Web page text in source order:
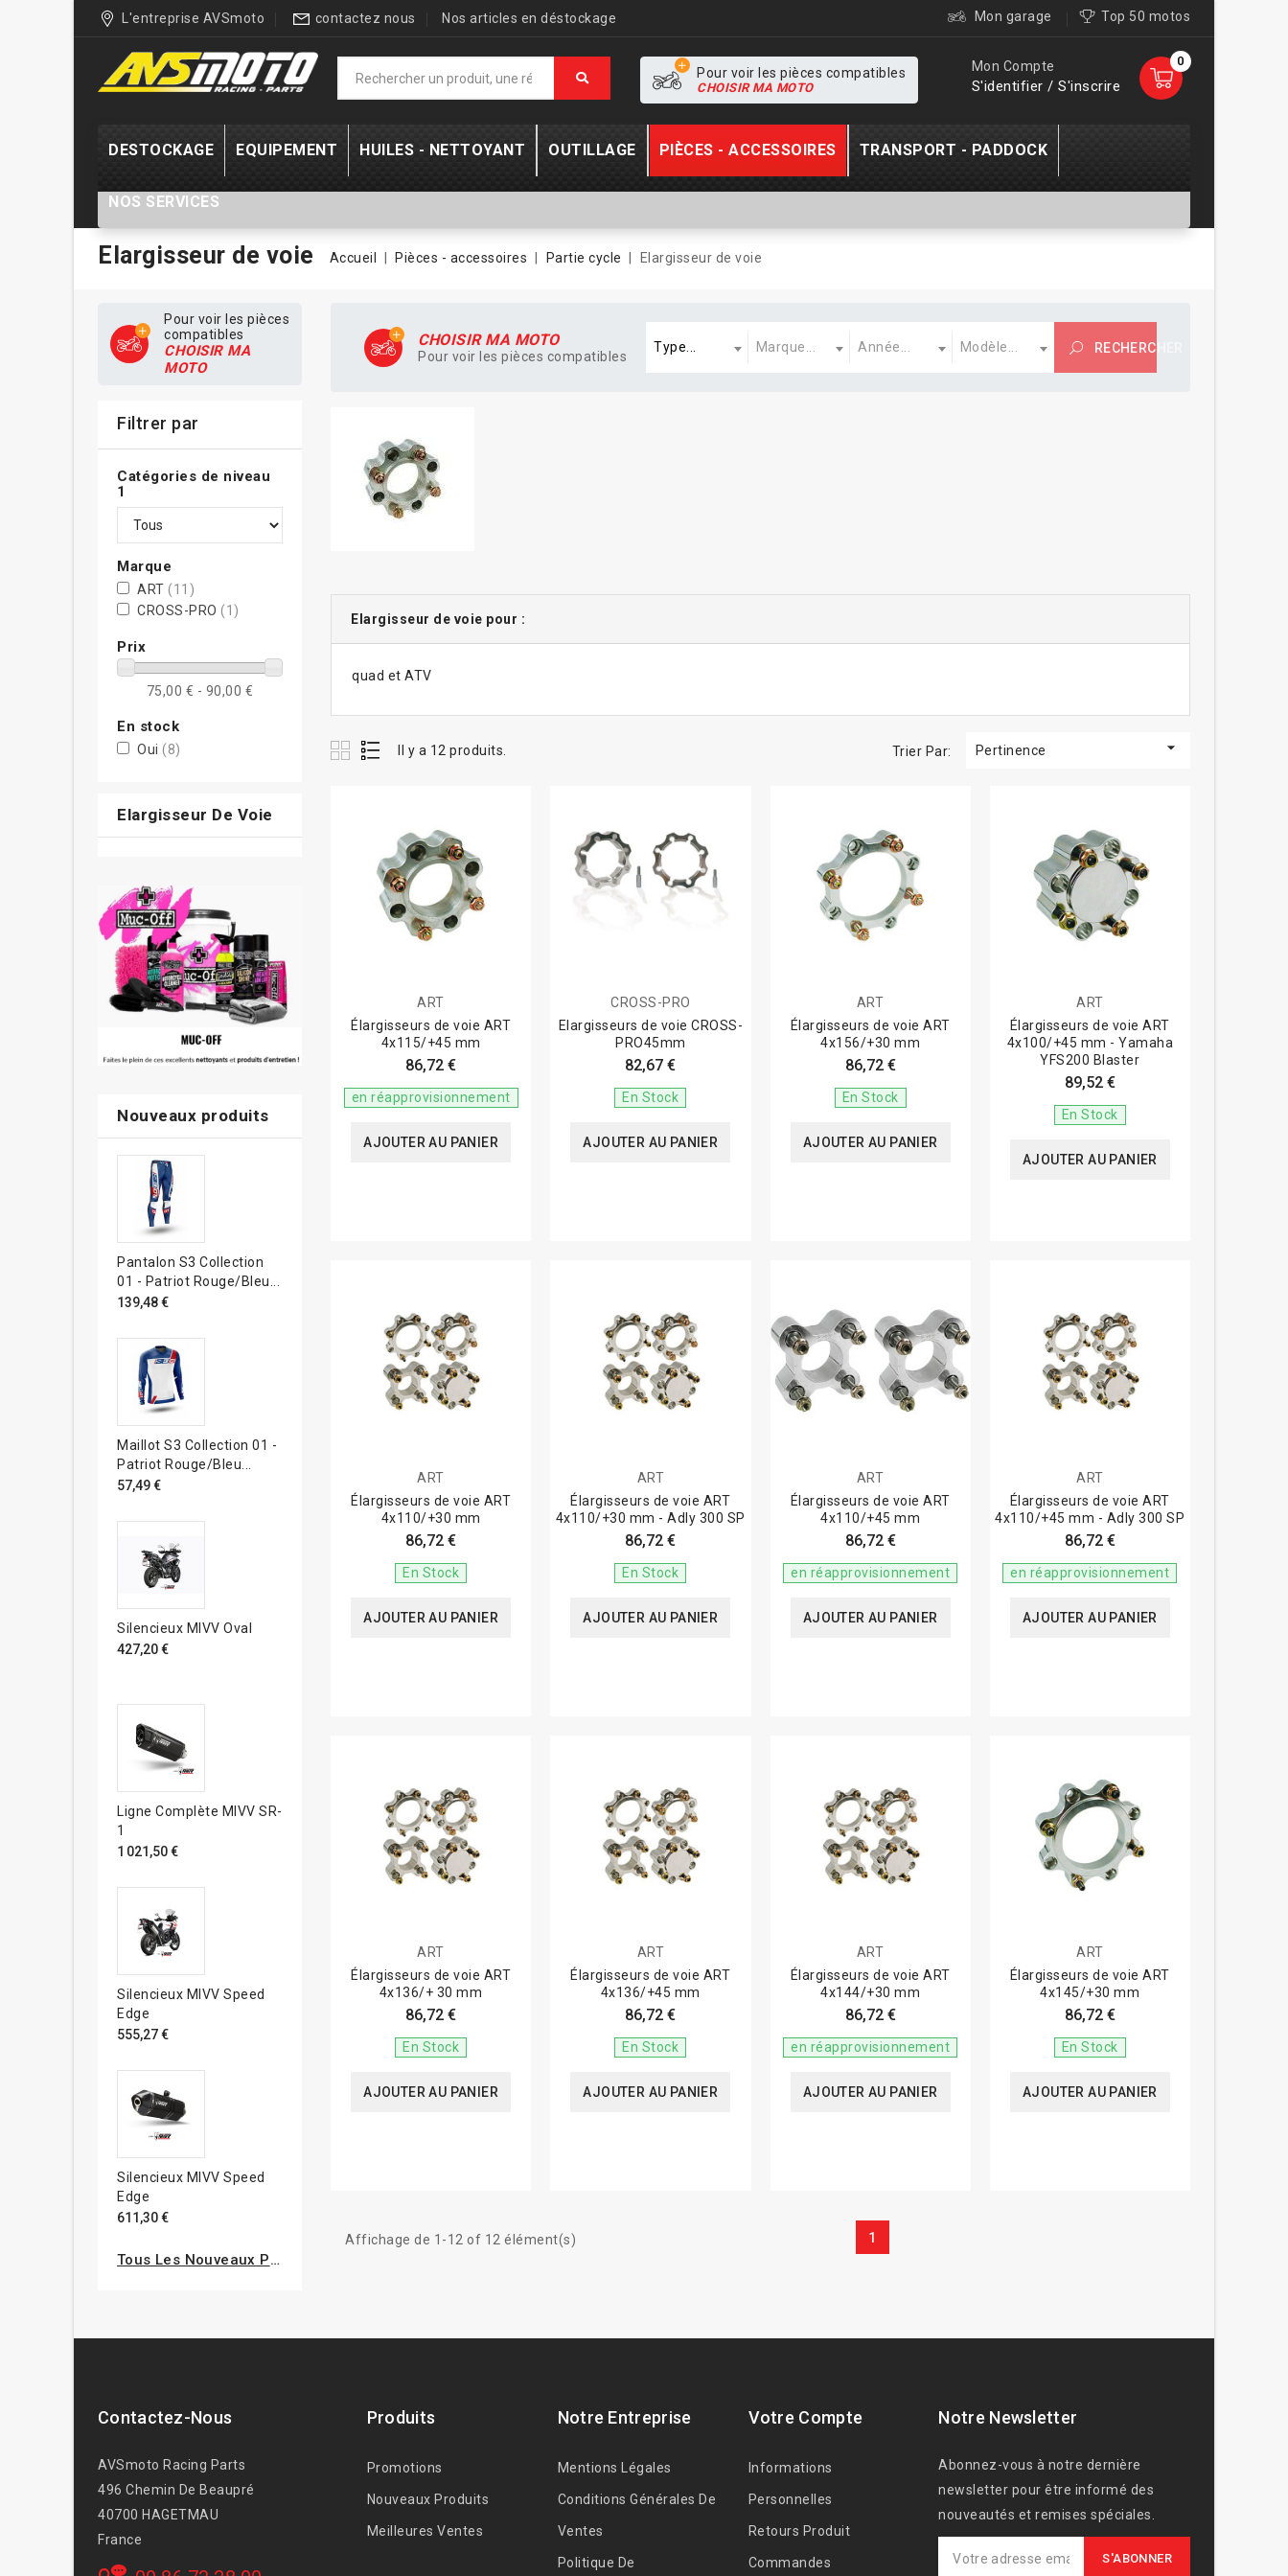
L'entreprise AVSmoto contactez nous Nos articles en déstockage Mon garage Top 50 motos
0
Mon Compte
S'identifier / S'inscrire
Pour voir les pièces compatibles
CHOISIR MA MOTO
DESTOCKAGE EQUIPEMENT HUILES - NETTOYANT OUTILLAGE PIÈCES - ACCESSOIRES TRANSPORT - PADDOCK
NOS SERVICES
Elargisseur de voie Accueil Pièces - accessoires Partie cycle Elargisseur de voie
Pour voir les pièces
compatibles
CHOISIR MA
MOTO
Filtrer par
Catégories de niveau
1
Marque
ART (11)
CROSS-PRO (1)
Prix
75,00 € - 90,00 €
En stock
Oui (8)
Elargisseur De Voie
Nouveaux produits
Pantalon S3 Collection
01 - Patriot Rouge/bleu...
139,48 €
Maillot S3 Collection 01 -
Patriot Rouge/bleu...
57,49 €
Silencieux MIVV Oval
427,20 €
Ligne Complète MIVV SR-
1
1 021,50 €
Silencieux MIVV Speed
Edge
555,27 €
Silencieux MIVV Speed
Edge
611,30 €
Tous Les Nouveaux Produits
CHOISIR MA MOTO
Pour voir les pièces compatibles
Type...
Marque...
Année...
Modèle...
RECHERCHER
Elargisseur de voie pour :
quad et ATV
Il y a 12 produits. Trier Par: Pertinence 
ART
Élargisseurs de voie ART
4x115/+45 mm
86,72 €
en réapprovisionnement
AJOUTER AU PANIER
CROSS-PRO
Elargisseurs de voie CROSS-
PRO45mm
82,67 €
En Stock
AJOUTER AU PANIER
ART
Élargisseurs de voie ART
4x156/+30 mm
86,72 €
En Stock
AJOUTER AU PANIER
ART
Élargisseurs de voie ART
4x100/+45 mm - Yamaha
YFS200 Blaster
89,52 €
En Stock
AJOUTER AU PANIER
ART
Élargisseurs de voie ART
4x110/+30 mm
86,72 €
En Stock
AJOUTER AU PANIER
ART
Élargisseurs de voie ART
4x110/+30 mm - Adly 300 SP
86,72 €
En Stock
AJOUTER AU PANIER
ART
Élargisseurs de voie ART
4x110/+45 mm
86,72 €
en réapprovisionnement
AJOUTER AU PANIER
ART
Élargisseurs de voie ART
4x110/+45 mm - Adly 300 SP
86,72 €
en réapprovisionnement
AJOUTER AU PANIER
ART
Élargisseurs de voie ART
4x136/+ 30 mm
86,72 €
En Stock
AJOUTER AU PANIER
ART
Élargisseurs de voie ART
4x136/+45 mm
86,72 €
En Stock
AJOUTER AU PANIER
ART
Élargisseurs de voie ART
4x144/+30 mm
86,72 €
en réapprovisionnement
AJOUTER AU PANIER
ART
Élargisseurs de voie ART
4x145/+30 mm
86,72 €
En Stock
AJOUTER AU PANIER
Affichage de 1-12 of 12 élément(s) 1
Contactez-Nous
AVSmoto Racing Parts
496 Chemin De Beaupré
40700 HAGETMAU
France
Produits
Promotions
Nouveaux Produits
Meilleures Ventes
Notre Entreprise
Mentions Légales
Conditions Générales De
Ventes
Politique De
Votre Compte
Informations
Personnelles
Retours Produit
Commandes
Notre Newsletter
Abonnez-vous à notre dernière
newsletter pour être informé des
nouveautés et remises spéciales.